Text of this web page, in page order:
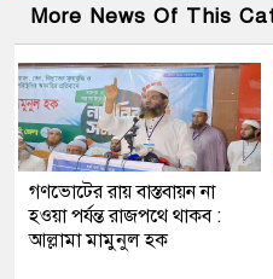
More News Of This
গণভোটের রায় বাস্তবায়ন না
হওয়া পর্যন্ত রাজপথে থাকব :
আল্লামা মামুনুল হক